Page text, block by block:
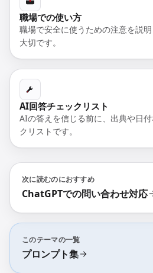
職場での使い方
職場で安全に使うための注意を説
大切です。
AI回答チェックリスト
AIの答えを信じる前に、出典や日
クリストです。
次に読むのにおすすめ
ChatGPTでの問い合わせ対応
このテーマの一覧
プロンプト集